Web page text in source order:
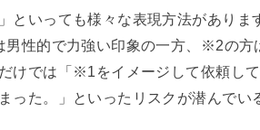
といっても様々な表現方法がありま
男性的で力強い印象の一方、※2の方
けでは「※1をイメージして依頼し
った。」といったリスクが潜んでい